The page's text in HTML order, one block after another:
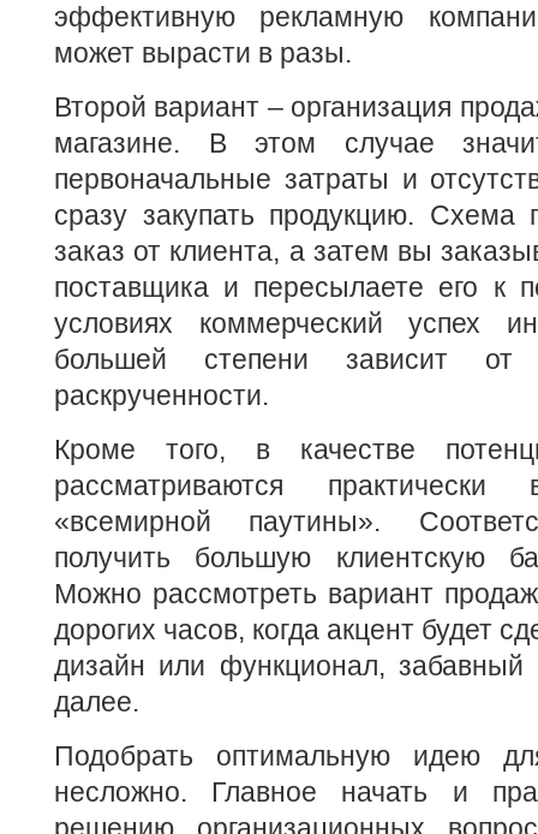
эффективную рекламную
может вырасти в разы.
Второй вариант – организация
магазине. В этом случае
первоначальные затраты и
сразу закупать продукцию. Схема
заказ от клиента, а затем вы
поставщика и пересылаете его к
условиях коммерческий успех
большей степени зависит
раскрученности.
Кроме того, в качестве
рассматриваются практически
«всемирной паутины».
получить большую клиентскую
Можно рассмотреть вариант
дорогих часов, когда акцент будет
дизайн или функционал,
далее.
Подобрать оптимальную идею
несложно. Главное начать и